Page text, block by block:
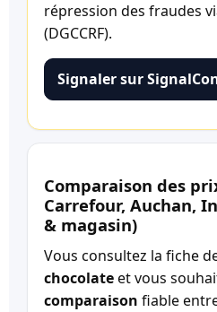
répression des fraudes
(DGCCRF).
Signaler sur
Comparaison des
Carrefour, Auchan,
& magasin)
Vous consultez la fiche
chocolateet vous
comparaison fiable